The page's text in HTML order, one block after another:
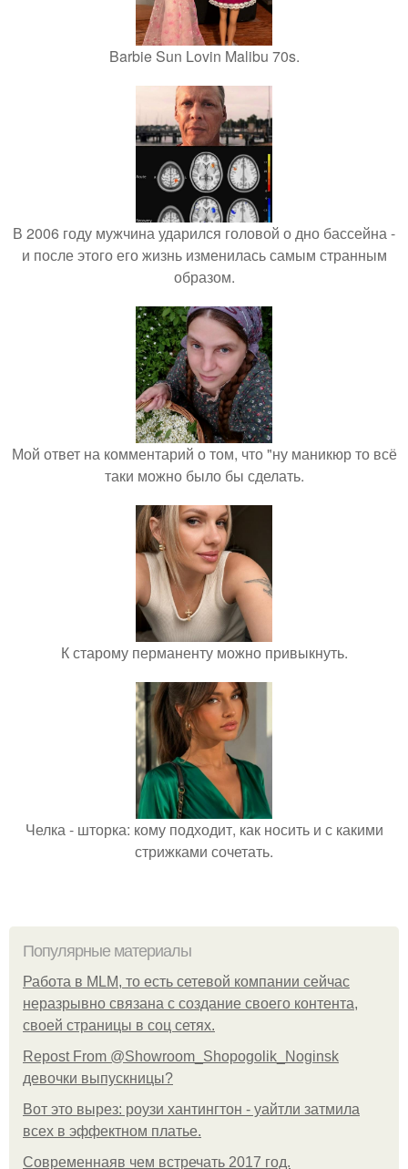
Barbie Sun Lovin Malibu 70s.
В 2006 году мужчина ударился головой о дно бассейна -
и после этого его жизнь изменилась самым странным
образом.
Мой ответ на комментарий о том, что "ну маникюр то всё
таки можно было бы сделать.
К старому перманенту можно привыкнуть.
Челка - шторка: кому подходит, как носить и с какими
стрижками сочетать.
Популярные материалы
Работа в MLM, то есть сетевой компании сейчас
неразрывно связана с создание своего контента,
своей страницы в соц сетях.
Repost From @Showroom_Shopogolik_Noginsk
девочки выпускницы?
Вот это вырез: роузи хантингтон - уайтли затмила
всех в эффектном платьe.
Современнаяв чем встречать 2017 год.